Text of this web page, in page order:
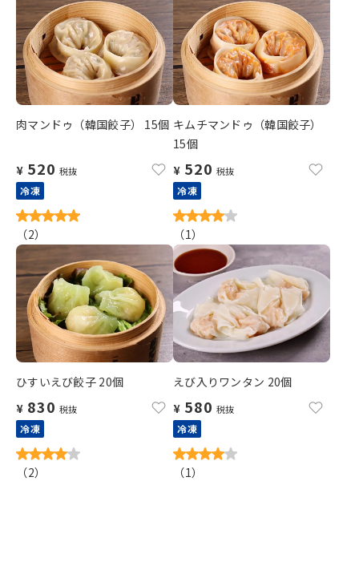
肉マンドゥ（韓国餃子） 15個
¥ 520 税抜
冷凍
（2）
キムチマンドゥ（韓国餃子）
15個
¥ 520 税抜
冷凍
（1）
ひすいえび餃子 20個
¥ 830 税抜
冷凍
（2）
えび入りワンタン 20個
¥ 580 税抜
冷凍
（1）